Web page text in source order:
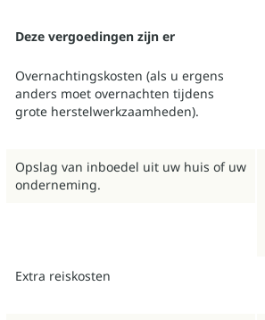
Deze vergoedingen zijn er
Overnachtingskosten (als u ergens
anders moet overnachten tijdens
grote herstelwerkzaamheden).
Opslag van inboedel uit uw huis of uw
onderneming.
Extra reiskosten